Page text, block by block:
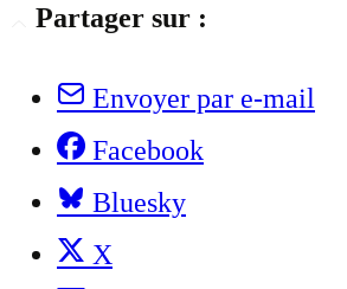
Partager sur :
Envoyer par e-mail
Facebook
Bluesky
X